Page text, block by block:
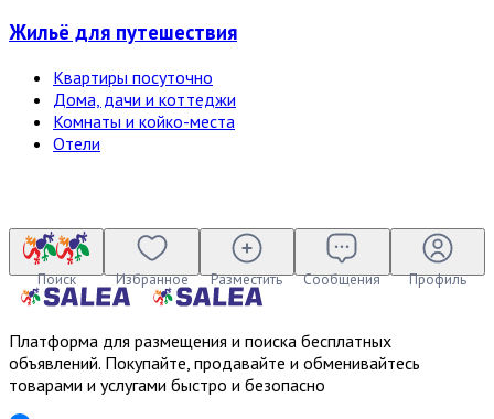
Жильё для путешествия
Квартиры посуточно
Дома, дачи и коттеджи
Комнаты и койко-места
Отели
Поиск Избранное Разместить Сообщения Профиль
Платформа для размещения и поиска бесплатных
объявлений. Покупайте, продавайте и обменивайтесь
товарами и услугами быстро и безопасно